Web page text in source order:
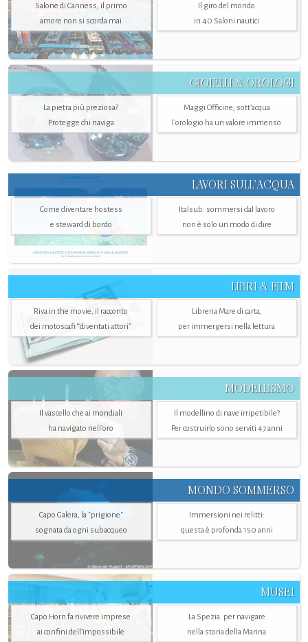
Salone di Canness, il primo
amore non si scorda mai
Il giro del mondo
in 40 Saloni nautici
GIOIELLI & OROLOGI
La pietra più preziosa?
Protegge chi naviga
Maggi Officine, sott’acqua
l'orologio ha un valore immenso
LAVORI SULL’ACQUA
Come diventare hostess
e steward di bordo
Italsub: sommersi dal lavoro
non è solo un modo di dire
LIBRI & FILM
Riva in the movie, il racconto
dei motoscafi “diventati attori”
Libreria Mare di carta,
per immergersi nella lettura
MODELLISMO
Il vascello che ai mondiali
ha navigato nell’oro
Il modellino di nave irripetibile?
Per costruirlo sono serviti 47 anni
MONDO SOMMERSO
Capo Galera, la "prigione"
sognata da ogni subacqueo
Immersioni nei relitti:
questa è profonda 150 anni
MUSEI
Capo Horn fa rivivere imprese
ai confini dell’impossibile
La Spezia. per navigare
nella storia della Marina